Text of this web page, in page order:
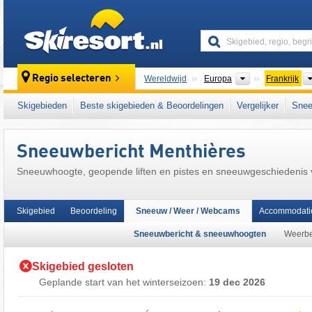
Regio selecteren Wereldwijd Europa Continenten
Frankrijk
Dit skigebied ligt ook in: Monts Jura Franse
Skigebieden Beste skigebieden & Beoordelingen Vergelijker
Sneeuwbericht Menthières
Sneeuwhoogte, geopende liften en pistes en sneeuwgeschiedenis
Skigebied Beoordeling Sneeuw / Weer / Webcams
Sneeuwbericht & sneeuwhoogten
Skigebied gesloten
Geplande start van het winterseizoen: 19 dec 2026